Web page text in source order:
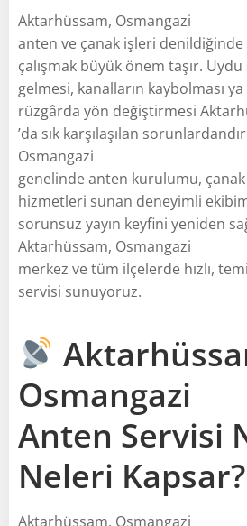
Aktarhüssam, Osmangazi
anten ve çanak işleri
çalışmak büyük önem taşır.
gelmesi, kanalların kaybolması
rüzgârda yön değiştirmesi
’da sık karşılaşılan
Osmangazi
genelinde anten kurulumu,
hizmetleri sunan deneyimli
sorunsuz yayın keyfini yeniden
Aktarhüssam, Osmangazi
merkez ve tüm ilçelerde hızlı,
servisi sunuyoruz.
Osmangazi
Anten Servisi
Neleri Kapsar?
Aktarhüssam, Osmangazi